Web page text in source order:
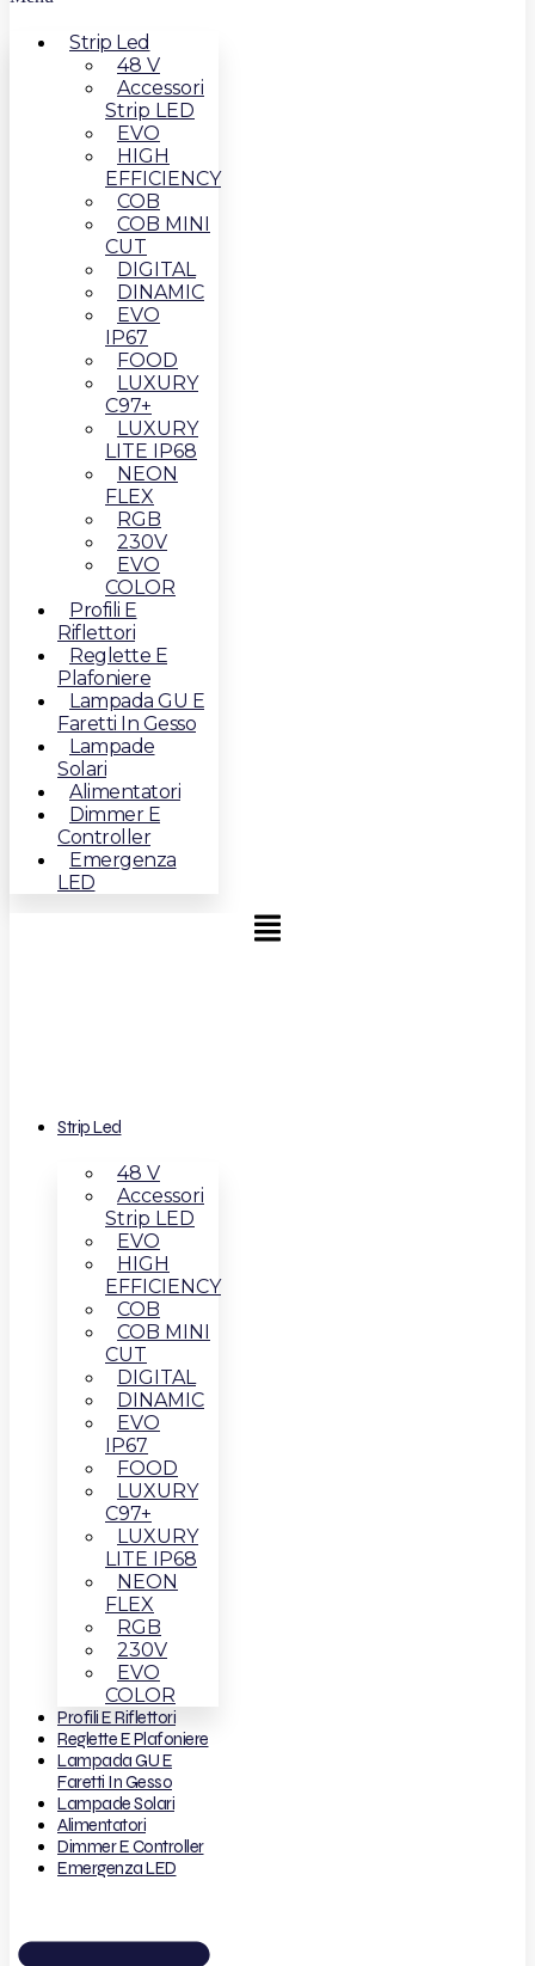
Strip Led
48 V
Accessori
Strip LED
EVO
HIGH
EFFICIENCY
COB
COB MINI
CUT
DIGITAL
DINAMIC
EVO
IP67
FOOD
LUXURY
C97+
LUXURY
LITE IP68
NEON
FLEX
RGB
230V
EVO
COLOR
Profili E
Riflettori
Reglette E
Plafoniere
Lampada GU E
Faretti In Gesso
Lampade
Solari
Alimentatori
Dimmer E
Controller
Emergenza
LED
Strip Led
48 V
Accessori
Strip LED
EVO
HIGH
EFFICIENCY
COB
COB MINI
CUT
DIGITAL
DINAMIC
EVO
IP67
FOOD
LUXURY
C97+
LUXURY
LITE IP68
NEON
FLEX
RGB
230V
EVO
COLOR
Profili E Riflettori
Reglette E Plafoniere
Lampada GU E
Faretti In Gesso
Lampade Solari
Alimentatori
Dimmer E Controller
Emergenza LED